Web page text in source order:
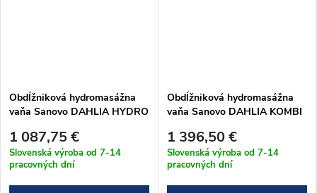
Obdĺžniková hydromasážna
vaňa Sanovo DAHLIA HYDRO
(DAH_15075H)
1 087,75 €
Slovenská výroba od 7-14
pracovných dní
Obdĺžniková hydromasážna
vaňa Sanovo DAHLIA KOMBI
(DAH_15075KE)
1 396,50 €
Slovenská výroba od 7-14
pracovných dní